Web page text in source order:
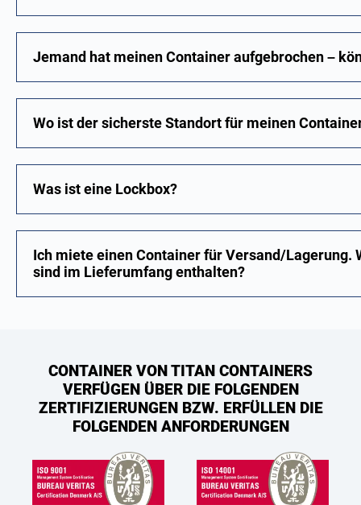
Jemand hat meinen Container aufgebrochen –
Wo ist der sicherste Standort für meinen
Was ist eine Lockbox?
Ich miete einen Container für Versand/Lagerung.
sind im Lieferumfang enthalten?
CONTAINER VON TITAN CONTAINERS
VERFÜGEN ÜBER DIE FOLGENDEN
ZERTIFIZIERUNGEN BZW. ERFÜLLEN DIE
FOLGENDEN ANFORDERUNGEN